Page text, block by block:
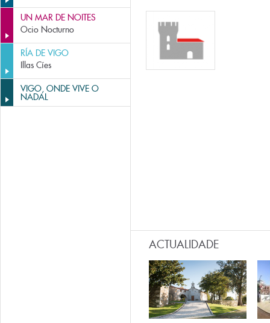
UN MAR DE NOITES
Ocio Nocturno
RÍA DE VIGO
Illas Cíes
VIGO, ONDE VIVE O
NADAL
ACTUALIDADE